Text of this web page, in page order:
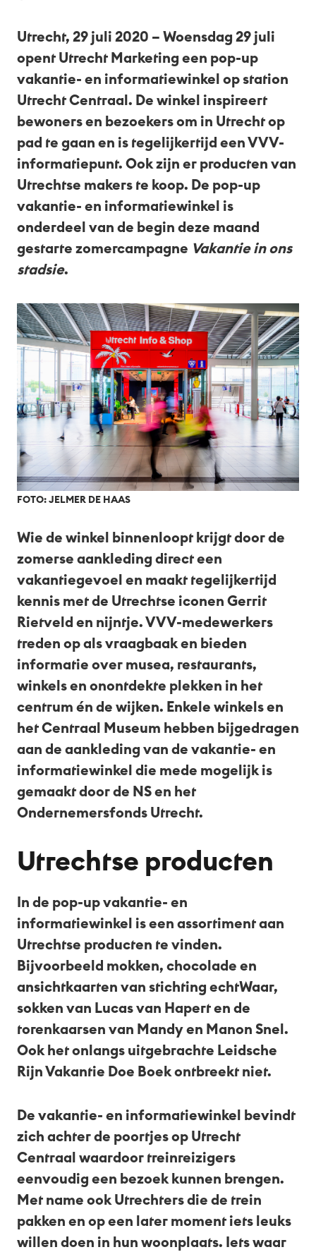
Utrecht, 29 juli 2020 – Woensdag 29 juli
opent Utrecht Marketing een pop-up
vakantie- en informatiewinkel op station
Utrecht Centraal. De winkel inspireert
bewoners en bezoekers om in Utrecht op
pad te gaan en is tegelijkertijd een VVV-
informatiepunt. Ook zijn er producten van
Utrechtse makers te koop. De pop-up
vakantie- en informatiewinkel is
onderdeel van de begin deze maand
gestarte zomercampagne Vakantie in ons
stadsie.
FOTO: JELMER DE HAAS
Wie de winkel binnenloopt krijgt door de
zomerse aankleding direct een
vakantiegevoel en maakt tegelijkertijd
kennis met de Utrechtse iconen Gerrit
Rietveld en nijntje. VVV-medewerkers
treden op als vraagbaak en bieden
informatie over musea, restaurants,
winkels en onontdekte plekken in het
centrum én de wijken. Enkele winkels en
het Centraal Museum hebben bijgedragen
aan de aankleding van de vakantie- en
informatiewinkel die mede mogelijk is
gemaakt door de NS en het
Ondernemersfonds Utrecht.
Utrechtse producten
In de pop-up vakantie- en
informatiewinkel is een assortiment aan
Utrechtse producten te vinden.
Bijvoorbeeld mokken, chocolade en
ansichtkaarten van stichting echtWaar,
sokken van Lucas van Hapert en de
torenkaarsen van Mandy en Manon Snel.
Ook het onlangs uitgebrachte Leidsche
Rijn Vakantie Doe Boek ontbreekt niet.
De vakantie- en informatiewinkel bevindt
zich achter de poortjes op Utrecht
Centraal waardoor treinreizigers
eenvoudig een bezoek kunnen brengen.
Met name ook Utrechters die de trein
pakken en op een later moment iets leuks
willen doen in hun woonplaats. Iets waar